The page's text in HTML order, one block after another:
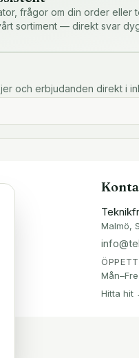
frågor om din order eller
sortiment — direkt svar
och erbjudanden direkt i
Malmö,
Mån–Fre
Hitta hit